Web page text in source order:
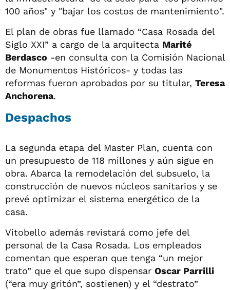
100 años" y "bajar los costos de mantenimiento".
El plan de obras fue llamado “Casa Rosada del
Siglo XXI” a cargo de la arquitecta Marité
Berdasco -en consulta con la Comisión Nacional
de Monumentos Históricos- y todas las
reformas fueron aprobados por su titular, Teresa
Anchorena.
Despachos
La segunda etapa del Master Plan, cuenta con
un presupuesto de 118 millones y aún sigue en
obra. Abarca la remodelación del subsuelo, la
construcción de nuevos núcleos sanitarios y se
prevé optimizar el sistema energético de la
casa.
Vitobello además revistará como jefe del
personal de la Casa Rosada. Los empleados
comentan que esperan que tenga “un mejor
trato” que el que supo dispensar Oscar Parrilli
(“era muy gritón”, sostienen) y el “destrato”